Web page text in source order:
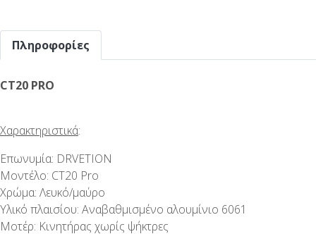
Πληροφορίες
CT20 PRO
Χαρακτηριστικά:
Επωνυμία: DRVETION
Μοντέλο: CT20 Pro
Χρώμα: Λευκό/μαύρο
Υλικό πλαισίου: Αναβαθμισμένο αλουμίνιο 6061
Μοτέρ: Κινητήρας χωρίς ψήκτρες